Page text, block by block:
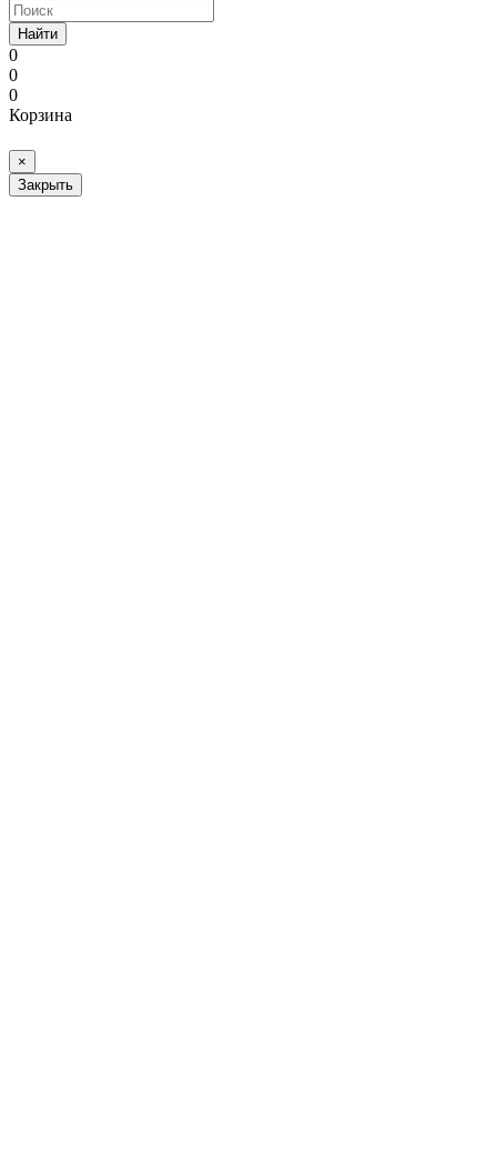
Найти
0
0
0
Корзина
×
Закрыть